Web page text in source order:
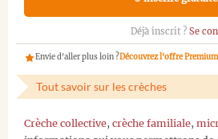
Déjà inscrit ? Se
Envie d'aller plus loin ?Découvrez l'offre Premium
Tout savoir sur les crèches
Crèche collective, crèche familiale,